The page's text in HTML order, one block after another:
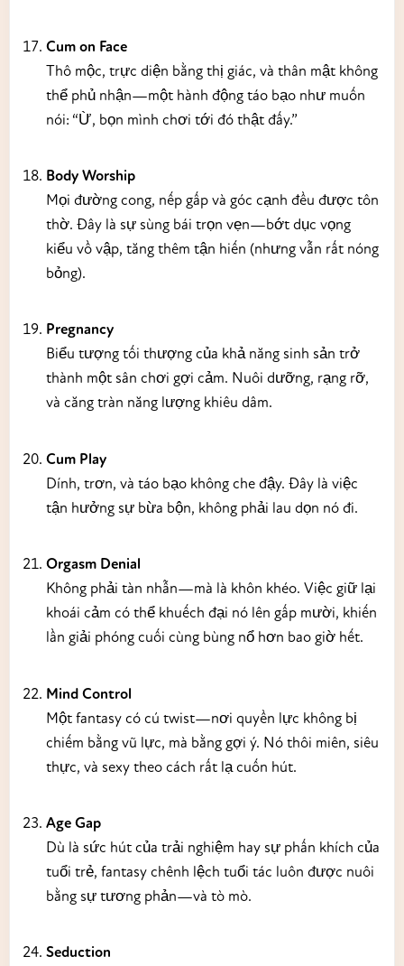
Cum on Face
Thô mộc, trực diện bằng thị giác, và thân mật không
thể phủ nhận—một hành động táo bạo như muốn
nói: “Ừ, bọn mình chơi tới đó thật đấy.”
Body Worship
Mọi đường cong, nếp gấp và góc cạnh đều được tôn
thờ. Đây là sự sùng bái trọn vẹn—bớt dục vọng
kiểu vồ vập, tăng thêm tận hiến (nhưng vẫn rất nóng
bỏng).
Pregnancy
Biểu tượng tối thượng của khả năng sinh sản trở
thành một sân chơi gợi cảm. Nuôi dưỡng, rạng rỡ,
và căng tràn năng lượng khiêu dâm.
Cum Play
Dính, trơn, và táo bạo không che đậy. Đây là việc
tận hưởng sự bừa bộn, không phải lau dọn nó đi.
Orgasm Denial
Không phải tàn nhẫn—mà là khôn khéo. Việc giữ lại
khoái cảm có thể khuếch đại nó lên gấp mười, khiến
lần giải phóng cuối cùng bùng nổ hơn bao giờ hết.
Mind Control
Một fantasy có cú twist—nơi quyền lực không bị
chiếm bằng vũ lực, mà bằng gợi ý. Nó thôi miên, siêu
thực, và sexy theo cách rất lạ cuốn hút.
Age Gap
Dù là sức hút của trải nghiệm hay sự phấn khích của
tuổi trẻ, fantasy chênh lệch tuổi tác luôn được nuôi
bằng sự tương phản—và tò mò.
Seduction